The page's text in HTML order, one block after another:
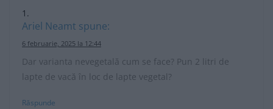
Ariel Neamt spune:
6 februarie, 2025 la 12:44
Dar varianta nevegetală cum se face? Pun 2 litri de
lapte de vacă în loc de lapte vegetal?
Răspunde